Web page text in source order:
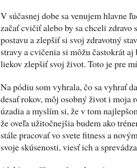
V súčasnej dobe sa venujem hlavne
začať cvičiť alebo by sa chceli zdravo
postavu a zlepšiť si svoj zdravotný
stravy a cvičenia si môžu častokrát
liekov zlepšiť svoj život. Toto je pre
Na pódiu som vyhrala, čo sa vyhrať
desať rokov, môj osobný život i moja
úzadia a myslím si, že v tom
že oveľa užitočnejšia budem ako
stále pracovať vo svete fitness a
svoje skúsenosti, viesť ich a